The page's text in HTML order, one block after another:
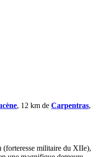
, 12 km de Carpentras,
(forteresse militaire du XIIe),